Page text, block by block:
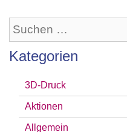
Suchen
Kategorien
3D-Druck
Aktionen
Allgemein